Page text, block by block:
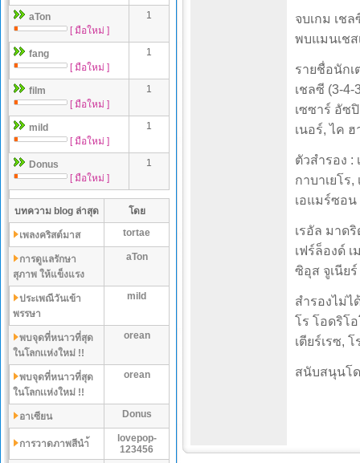
aTon
[ มือใหม่ ]
1
fang
[ มือใหม่ ]
1
film
[ มือใหม่ ]
1
mild
[ มือใหม่ ]
1
Donus
[ มือใหม่ ]
1
บทความ blog ล่าสุด โดย
เพลงคริสต์มาส tortae
การดูแลรักษา
สุภาพ ให้แข็งแรง
aTon
ประเพณีวันเข้า
พรรษา
mild
พบจุดที่หนาวที่สุด
ในโลกเเห่งใหม่ !!
orean
พบจุดที่หนาวที่สุด
ในโลกเเห่งใหม่ !!
orean
อาเซียน Donus
การวาดภาพสีนำ้
lovepop-
123456
จบเกม เช
พบแมนเชส
รายชื่อนัก
เชลซี (3-4-
เซซาร์ อัซ
เนอร์, ไค
ตัวสำรอง :
กาบาเยโร
เอแมร์ซอ
เรอัล มาด
เฟร์ล็องด์
ซิอุส จูเนียร์
สำรองไม่ไ
โร โอดริโ
เตียร์เรซ,
สนับสนุนโ